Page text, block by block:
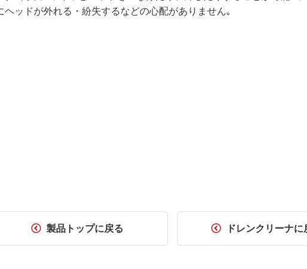
ヘッドが外れる・紛失するなどの心配がありません｡
製品トップに戻る ドレンクリーナに